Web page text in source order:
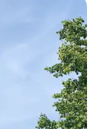
gosti”